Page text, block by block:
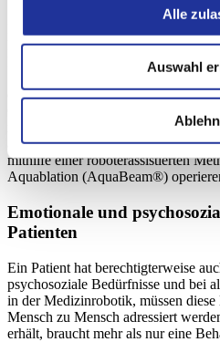
Alle
Auswahl
Hauptdisziplinen der Merian Iselin
Disziplin, in der schon seit längerer
der DaVinci®-Roboter. Der Da
insbesondere bei Prostata- und
ausgeprägter
mithilfe einer roboterassistierten
Aquablation (AquaBeam®)
Emotionale und
Patienten
Ein Patient hat berechtigterweise
psychosoziale Bedürfnisse und bei
in der Medizinrobotik, müssen
Mensch zu Mensch adressiert
erhält, braucht mehr als nur eine